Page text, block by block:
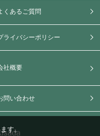
くあるご質問
ライバシーポリシー
社概要
問い合わせ
す。